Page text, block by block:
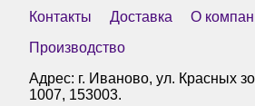
Контакты Доставка
О
Производство
Адрес: г. Иваново, ул. Красных
1007, 153003.